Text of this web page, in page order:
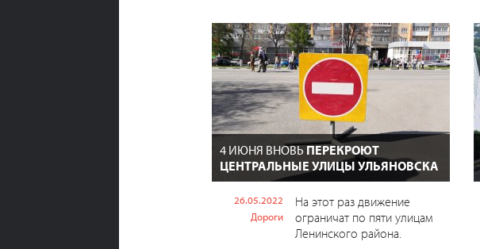
4 ИЮНЯ ВНОВЬПЕРЕКРОЮТ
ЦЕНТРАЛЬНЫЕ УЛИЦЫ УЛЬЯНОВСКА
26.05.2022
Дороги
На этот раз движение
ограничат по пяти улицам
Ленинского района.